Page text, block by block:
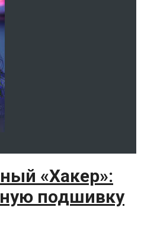
«Хакер»:
подшивку